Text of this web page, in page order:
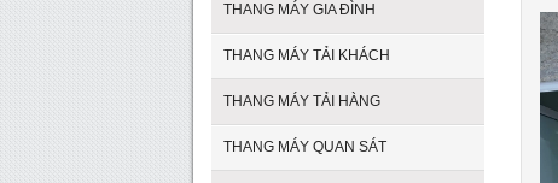
THANG MÁY GIA ĐÌNH
THANG MÁY TẢI KHÁCH
THANG MÁY TẢI HÀNG
THANG MÁY QUAN SÁT